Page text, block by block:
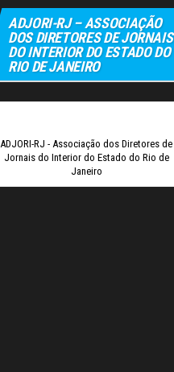
ADJORI-RJ – ASSOCIAÇÃO
DOS DIRETORES DE JORNAIS
DO INTERIOR DO ESTADO DO
RIO DE JANEIRO
ADJORI-RJ - Associação dos Diretores de
Jornais do Interior do Estado do Rio de
Janeiro